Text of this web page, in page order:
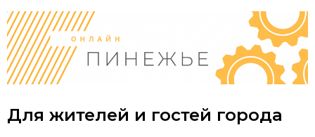
Для жителей и гостей города